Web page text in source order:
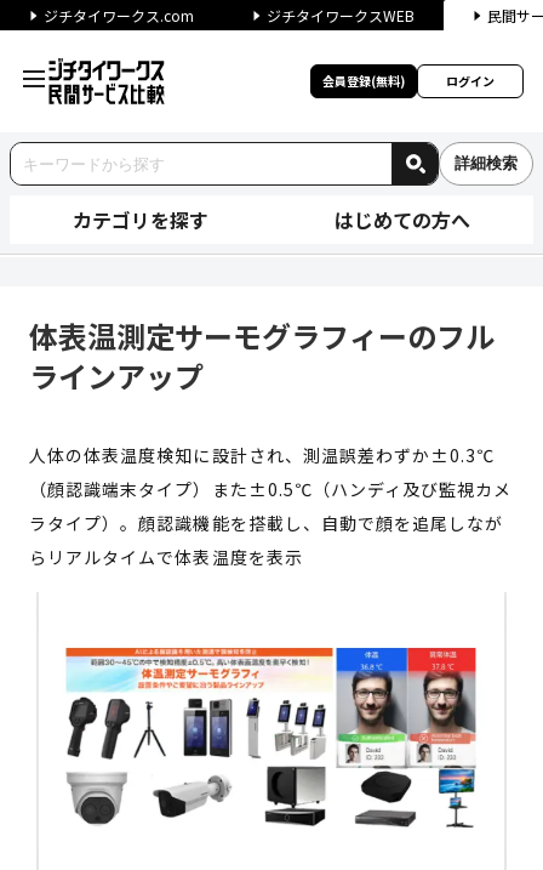
ジチタイワークス.com ジチタイワークスWEB 民間サ
会員登録(無料) ログイン
詳細検索
カテゴリを探す はじめての方へ
体表温測定サーモグラフィーのフル
ラインアップ
人体の体表温度検知に設計され、測温誤差わずか±0.3℃
（顔認識端末タイプ）また±0.5℃（ハンディ及び監視カメ
ラタイプ）。顔認識機能を搭載し、自動で顔を追尾しなが
らリアルタイムで体表温度を表示